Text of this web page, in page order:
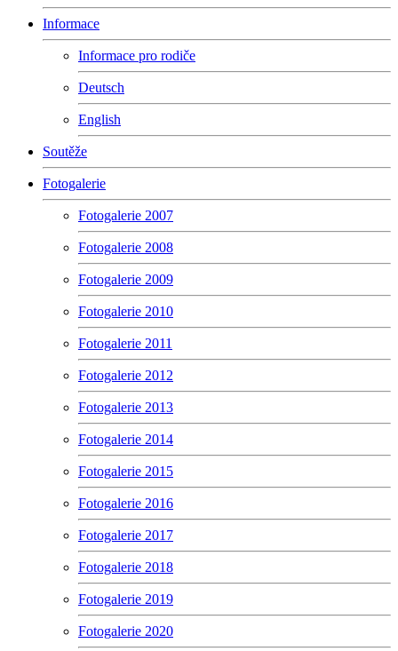
Informace
Informace pro rodiče
Deutsch
English
Soutěže
Fotogalerie
Fotogalerie 2007
Fotogalerie 2008
Fotogalerie 2009
Fotogalerie 2010
Fotogalerie 2011
Fotogalerie 2012
Fotogalerie 2013
Fotogalerie 2014
Fotogalerie 2015
Fotogalerie 2016
Fotogalerie 2017
Fotogalerie 2018
Fotogalerie 2019
Fotogalerie 2020